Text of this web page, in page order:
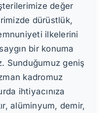
değer
dürüstlük,
ilkelerini
bir konuma
Sunduğumuz geniş
kadromuz
ihtiyacınıza
alüminyum, demir,